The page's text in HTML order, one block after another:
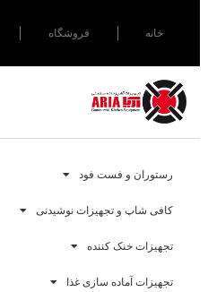
خانه فروشگاه
رستوران و فست فود
کافی شاپ و تجهیزات نوشیدنی
تجهیزات خنک کننده
تجهیزات آماده سازی غذا